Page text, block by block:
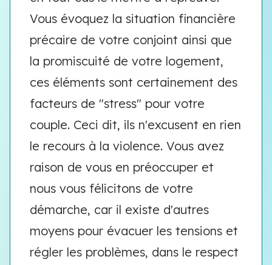
Vous évoquez la situation financière
précaire de votre conjoint ainsi que
la promiscuité de votre logement,
ces éléments sont certainement des
facteurs de "stress" pour votre
couple. Ceci dit, ils n'excusent en rien
le recours à la violence. Vous avez
raison de vous en préoccuper et
nous vous félicitons de votre
démarche, car il existe d'autres
moyens pour évacuer les tensions et
régler les problèmes, dans le respect